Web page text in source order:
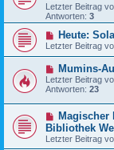
Letzter Beitrag
Antworten: 3
Heute:
Letzter Beitrag
Mumins-
Letzter Beitrag
Antworten: 23
Magischer
Bibliothek
Letzter Beitrag